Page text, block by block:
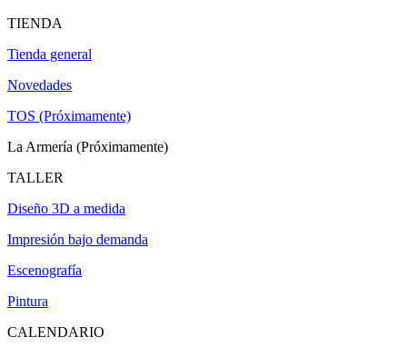
TIENDA
Tienda general
Novedades
TOS (Próximamente)
La Armería (Próximamente)
TALLER
Diseño 3D a medida
Impresión bajo demanda
Escenografía
Pintura
CALENDARIO